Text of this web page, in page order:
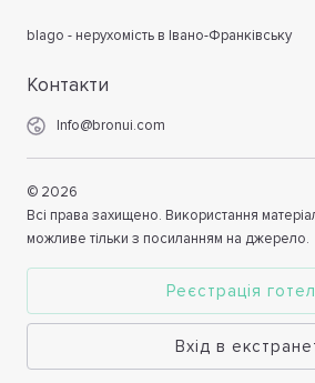
blago - нерухомість в Івано-Франківську
Контакти
Info@bronui.com
© 2026
Всі права захищено. Використання
можливе тільки з посиланням на джерело.
Реєстрація
Вхід в